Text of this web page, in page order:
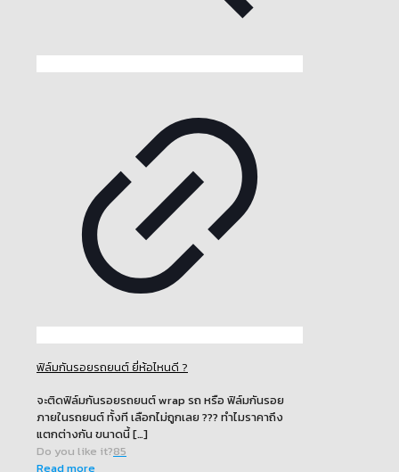
ฟิล์มกันรอยรถยนต์ ยี่ห้อไหนดี ?
จะติดฟิล์มกันรอยรถยนต์ wrap รถ หรือ ฟิล์มกันรอย
ภายในรถยนต์ ทั้งที เลือกไม่ถูกเลย ??? ทำไมราคาถึง
แตกต่างกัน ขนาดนี้[…]
Do you like it?85
Read more